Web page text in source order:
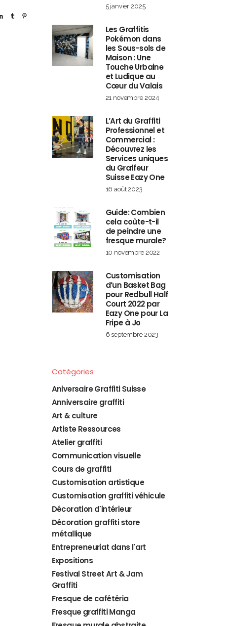
5 janvier 2025
Les Graffitis
Pokémon dans
les Sous-sols de
Maison : Une
Touche Urbaine
et Ludique au
Cœur du Valais
21 novembre 2024
L’Art du Graffiti
Professionnel et
Commercial :
Découvrez les
Services uniques
du Graffeur
Suisse Eazy One
16 août 2023
Guide: Combien
cela coûte-t-il
de peindre une
fresque murale?
10 novembre 2022
Customisation
d’un Basket Bag
pour Redbull Half
Court 2022 par
Eazy One pour La
Fripe à Jo
6 septembre 2023
Catégories
Aniversaire Graffiti Suisse
Anniversaire graffiti
Art & culture
Artiste Ressources
Atelier graffiti
Communication visuelle
Cours de graffiti
Customisation artistique
Customisation graffiti véhicule
Décoration d'intérieur
Décoration graffiti store
métallique
Entrepreneuriat dans l'art
Expositions
Festival Street Art & Jam
Graffiti
Fresque de cafétéria
Fresque graffiti Manga